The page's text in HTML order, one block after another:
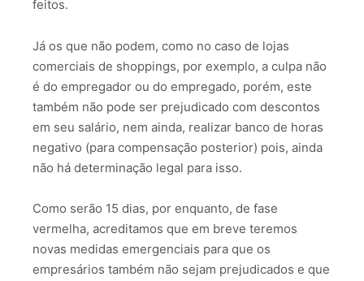
feitos.
Já os que não podem, como no caso de lojas
comerciais de shoppings, por exemplo, a culpa não
é do empregador ou do empregado, porém, este
também não pode ser prejudicado com descontos
em seu salário, nem ainda, realizar banco de horas
negativo (para compensação posterior) pois, ainda
não há determinação legal para isso.
Como serão 15 dias, por enquanto, de fase
vermelha, acreditamos que em breve teremos
novas medidas emergenciais para que os
empresários também não sejam prejudicados e que